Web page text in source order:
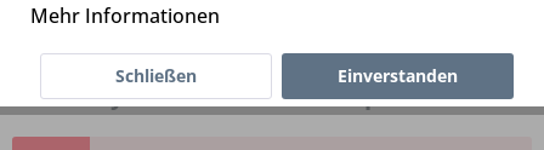
SON Easy Wheels 66 für Brompton
Mehr Informationen
Einverstanden
Schließen